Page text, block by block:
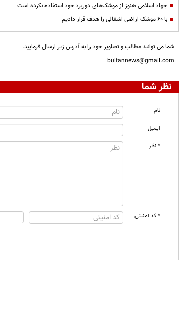
جهاد اسلامی هنوز از موشک‌های دوربرد خود استفاده نکرده است
با ۶۰ موشک اراضی اشغالی را هدف قرار دادیم
شما می توانید مطالب و تصاویر خود را به آدرس زیر ارسال فرمایید.
bultannews@gmail.com
نظر شما
نام
ایمیل
* نظر
* کد امنیتی